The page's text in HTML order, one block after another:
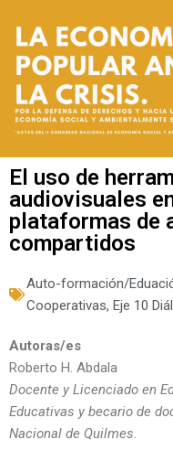
El uso de
audiovisuales
plataformas de
compartidos
Auto-formación/
Cooperativas, Eje 10
Autoras/es
Roberto H. Abdala
Docente y Licenciado en
Educativas y becario de
Nacional de Quilmes.